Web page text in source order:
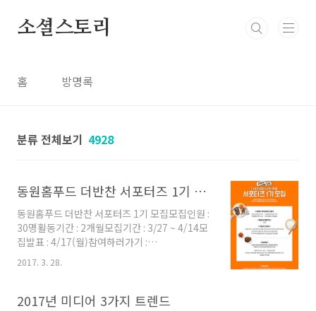
소셜스토리
홈 방명록
분류 전체보기 4928
동원홈푸드 더반찬 서포터즈 1기 모집
동원홈푸드 더반찬 서포터즈 1기 모집모집인원 :
30명활동기간 : 2개월모집기간 : 3/27 ~ 4/14모
집발표 : 4/17(월)참여하러가기 :
https://goo.gl/P6zyEe
2017. 3. 28.
2017년 미디어 3가지 트렌드